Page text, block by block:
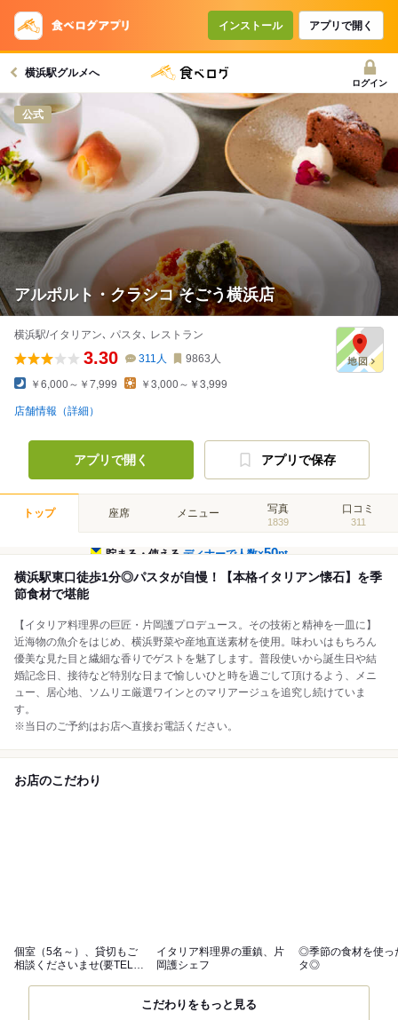
インストール アプリで開く
横浜駅グルメへ
ログイン
公式
アルポルト・クラシコ そごう横浜店
横浜駅/イタリアン､ パスタ､ レストラン
3.30 311 人 9863 人
￥6,000～￥7,999 ￥3,000～￥3,999
店舗情報（詳細）
アプリで開く アプリで保存
トップ 座席 メニュー 写真
1839
口コミ
311
貯まる・使えるディナーで人数×50pt
横浜駅東口徒歩1分◎パスタが自慢！【本格イタリアン懐石】を季
節食材で堪能
【イタリア料理界の巨匠・片岡護プロデュース。その技術と精神を一皿に】
近海物の魚介をはじめ、横浜野菜や産地直送素材を使用。味わいはもちろん
優美な見た目と繊細な香りでゲストを魅了します。普段使いから誕生日や結
婚記念日、接待など特別な日まで愉しいひと時を過ごして頂けるよう、メニ
ュー、居心地、ソムリエ厳選ワインとのマリアージュを追究し続けていま
す。
※当日のご予約はお店へ直接お電話ください。
お店のこだわり
個室（5名～）、貸切もご
相談くださいませ(要TEL予
イタリア料理界の重鎮、片
岡護シェフ
◎季節の食材を使っ
タ◎
こだわりをもっと見る